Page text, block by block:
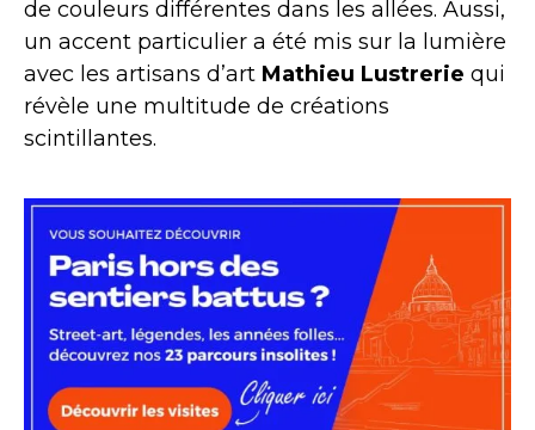
de couleurs différentes dans les allées. Aussi,
un accent particulier a été mis sur la lumière
avec les artisans d’art Mathieu Lustrerie qui
révèle une multitude de créations
scintillantes.